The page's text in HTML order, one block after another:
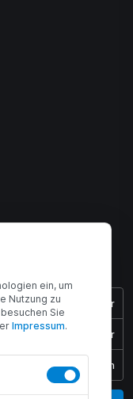
08:00 - 17:00 Uhr
08:00 - 15:45 Uhr
Geschlossen
ein, um
Nutzung zu
Sie
Impressum.